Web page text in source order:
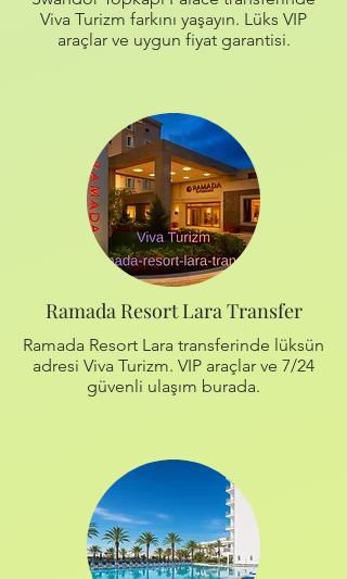
Viva Turizm farkını yaşayın. Lüks VIP
araçlar ve uygun fiyat garantisi.
Ramada Resort Lara Transfer
Ramada Resort Lara transferinde lüksün
adresi Viva Turizm. VIP araçlar ve 7/24
güvenli ulaşım burada.